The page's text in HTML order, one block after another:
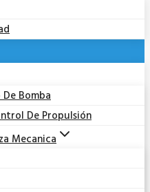
Bomba
De Propulsión
Mecanica